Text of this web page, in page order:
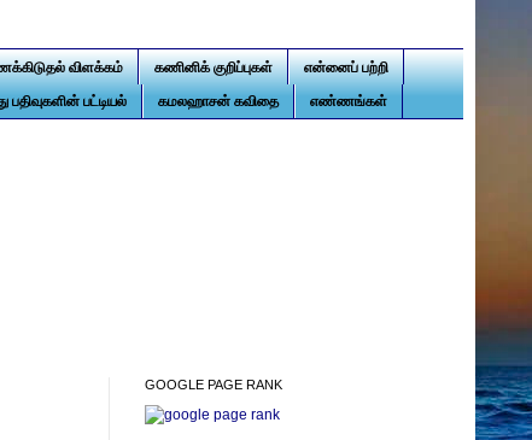
விளக்கம் கணினிக் குறிப்புகள் என்னைப் பற்றி
பதிவுகளின் பட்டியல் கமலஹாசன் கவிதை எண்ணங்கள்
GOOGLE PAGE RANK